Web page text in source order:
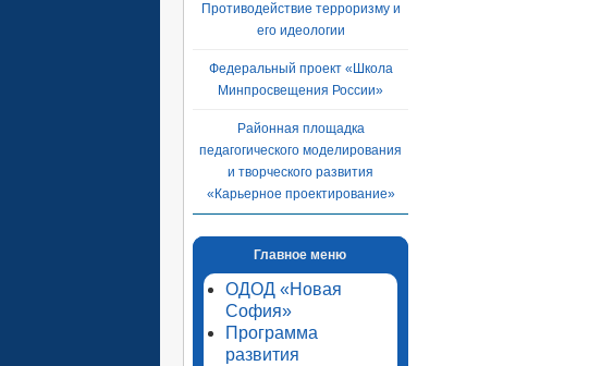
Противодействие терроризму и
его идеологии
Федеральный проект «Школа
Минпросвещения России»
Районная площадка
педагогического моделирования
и творческого развития
«Карьерное проектирование»
Главное меню
ОДОД «Новая
София»
Программа
развития